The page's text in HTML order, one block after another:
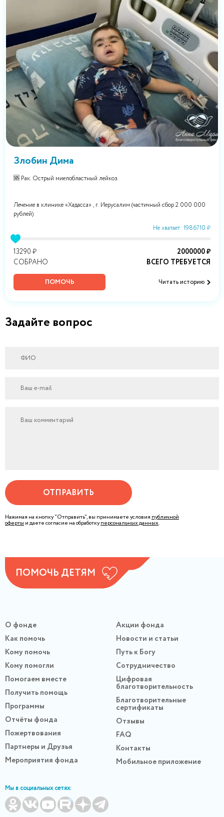
Злобин Дима
🆘 Рак. Острый миелобластный лейкоз.
Лечение в клинике «Хадасса» , г. Иерусалим (частичный сбор 2 000 000
рублей)
Не хватает: 1986710 ₽
13290 ₽
СОБРАНО
2000000 ₽
ВСЕГО ТРЕБУЕТСЯ
ПОМОЧЬ Читать историю
Задайте вопрос
ОТПРАВИТЬ
Нажимая на кнопку "Отправить", вы принимаете условия публичной
оферты и даете согласие на обработкуперсональных данных.
ПОМОЧЬ ДЕТЯМ
О фонде
Как помочь
Кому помочь
Кому помогли
Помогаем вместе
Получить помощь
Программы
Отчёты фонда
Пожертвования
Партнеры и Друзья
Мероприятия фонда
Акции фонда
Новости и статьи
Путь к Богу
Сотрудничество
Цифровая
благотворительность
Благотворительные
сертификаты
Отзывы
FAQ
Контакты
Мобильное приложение
Мы в социальных сетях: